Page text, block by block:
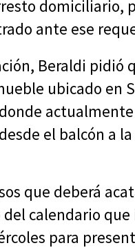
domiciliario,
ante ese
Beraldi pidió
ubicado en
el balcón a
que deberá
calendario
para